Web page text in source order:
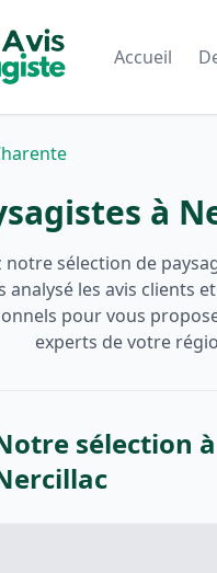
Accueil
à
notre sélection de
analysé les avis clients
pour vous
experts de votre
sélection à